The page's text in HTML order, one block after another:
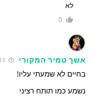
לא
0
אשך טמיר המקורי
בחיים לא שמעתי עליו!
נשמע כמו תותח רציני